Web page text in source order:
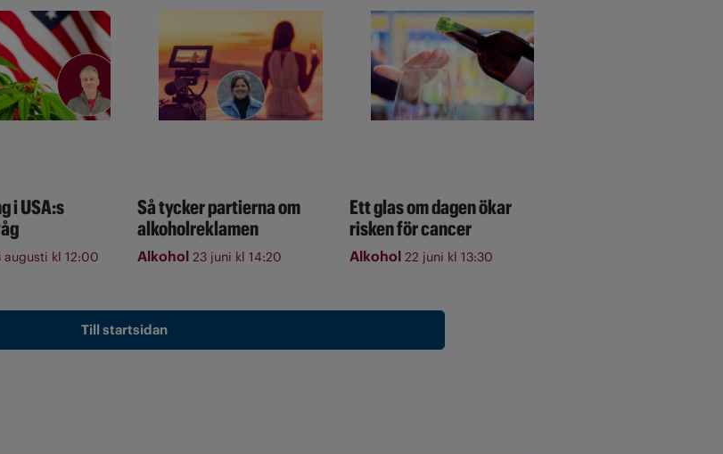
i USA:s
augusti kl 12:00
Så tycker partierna om
alkoholreklamen
Alkohol 23 juni kl 14:20
Ett glas om dagen ökar
risken för cancer
Alkohol 22 juni kl 13:30
Till startsidan